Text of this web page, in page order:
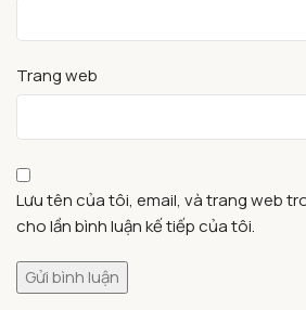
Trang web
Lưu tên của tôi, email, và trang web
cho lần bình luận kế tiếp của tôi.